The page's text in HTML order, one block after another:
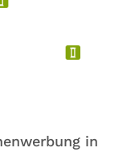
in